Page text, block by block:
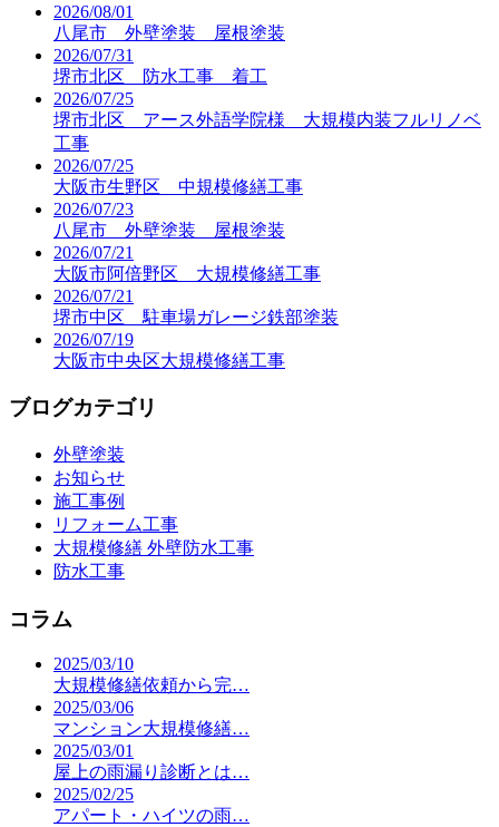
2026/08/01
八尾市 外壁塗装 屋根塗装
2026/07/31
堺市北区 防水工事 着工
2026/07/25
堺市北区 アース外語学院様 大規模内装フルリノベ
工事
2026/07/25
大阪市生野区 中規模修繕工事
2026/07/23
八尾市 外壁塗装 屋根塗装
2026/07/21
大阪市阿倍野区 大規模修繕工事
2026/07/21
堺市中区 駐車場ガレージ鉄部塗装
2026/07/19
大阪市中央区大規模修繕工事
ブログカテゴリ
外壁塗装
お知らせ
施工事例
リフォーム工事
大規模修繕 外壁防水工事
防水工事
コラム
2025/03/10
大規模修繕依頼から完…
2025/03/06
マンション大規模修繕…
2025/03/01
屋上の雨漏り診断とは…
2025/02/25
アパート・ハイツの雨…